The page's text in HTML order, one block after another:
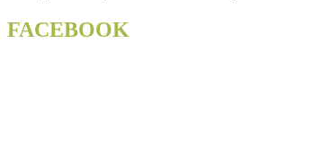
FACEBOOK